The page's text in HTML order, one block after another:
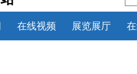
在线视频 展览展厅